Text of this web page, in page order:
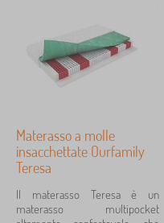
Materasso a molle
insacchettate Ourfamily
Teresa
Il materasso Teresa è un
materasso multipocket